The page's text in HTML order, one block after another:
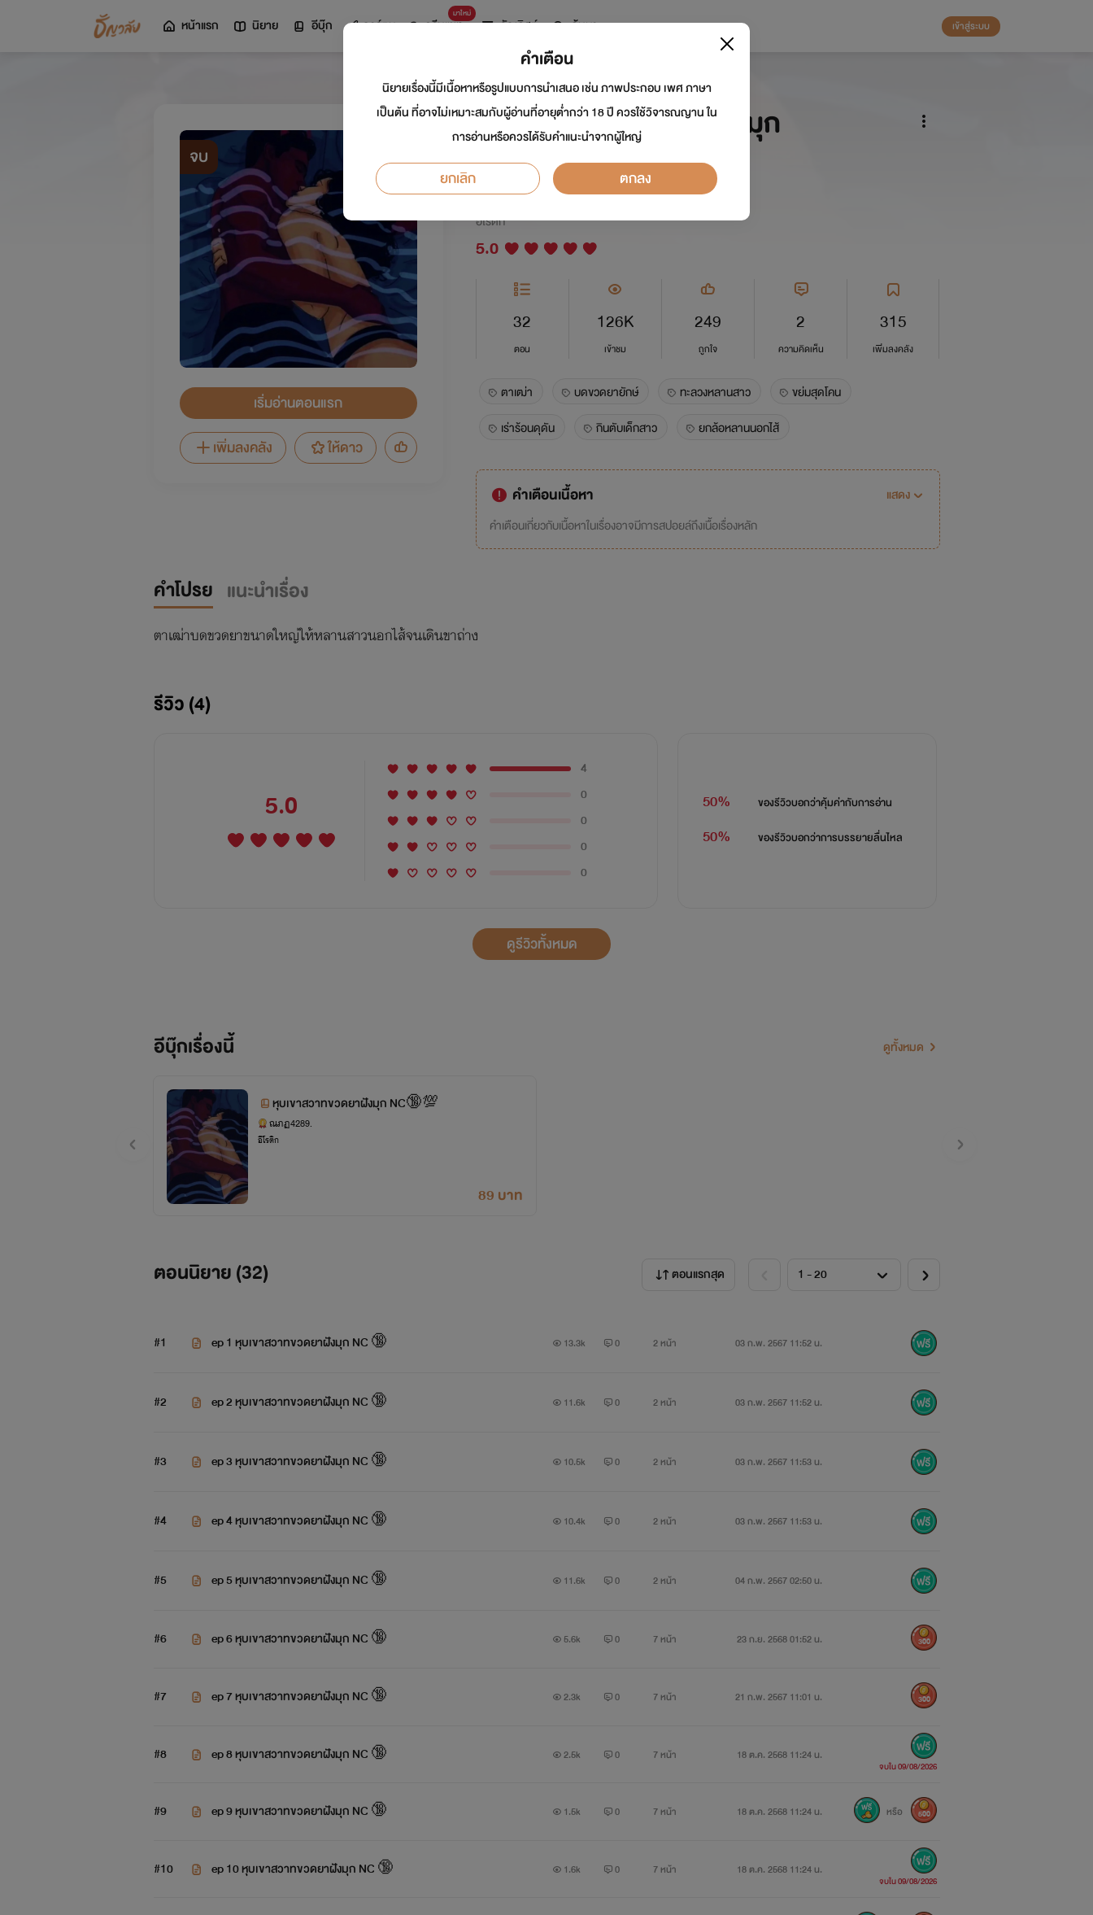
หน้าแรก นิยาย อีบุ๊ก การ์ตูน
มาใหม่
ดรีมแชท ธัญลิสต์ ค้นหา เข้าสู่ระบบ
จบ
เริ่มอ่านตอนแรก
เพิ่มลงคลัง
ให้ดาว
หุบเขาสวาทขวดยาฝังมุก
NC🔞💯
นักเขียน:ณภฏ4289.
อีโรติก
5.0
32
ตอน
126K
เข้าชม
249
ถูกใจ
2
ความคิดเห็น
315
เพิ่มลงคลัง
ตาเฒ่า บดขวดยายักษ์ ทะลวงหลานสาว
ขย่มสุดโคน
เร่าร้อนดุดัน
กินตับเด็กสาว ยกล้อหลานนอกไส้
คำเตือนเนื้อหา
แสดง
คำเตือนเกี่ยวกับเนื้อหาในเรื่องอาจมีการสปอยล์ถึงเนื้อเรื่องหลัก
คำโปรย แนะนำเรื่อง
ตาเฒ่าบดขวดยาขนาดใหญ่ให้หลานสาวนอกไส้จนเดินขาถ่าง
รีวิว (4)
5.0
4
0
0
0
0
50% ของรีวิวบอกว่าคุ้มค่ากับการอ่าน
50% ของรีวิวบอกว่าการบรรยายลื่นไหล
ดูรีวิวทั้งหมด
อีบุ๊กเรื่องนี้ ดูทั้งหมด
หุบเขาสวาทขวดยาฝังมุก NC🔞💯
ณภฏ4289.
อีโรติก
89 บาท
ตอนนิยาย (32) ตอนแรกสุด
#1 ep 1 หุบเขาสวาทขวดยาฝังมุก NC 🔞 13.3k 0 2 หน้า 03 ก.พ. 2567 11:52 น.
#2 ep 2 หุบเขาสวาทขวดยาฝังมุก NC 🔞 11.6k 0 2 หน้า 03 ก.พ. 2567 11:52 น.
#3 ep 3 หุบเขาสวาทขวดยาฝังมุก NC 🔞 10.5k 0 2 หน้า 03 ก.พ. 2567 11:53 น.
#4 ep 4 หุบเขาสวาทขวดยาฝังมุก NC 🔞 10.4k 0 2 หน้า 03 ก.พ. 2567 11:53 น.
#5 ep 5 หุบเขาสวาทขวดยาฝังมุก NC 🔞 11.6k 0 2 หน้า 04 ก.พ. 2567 02:50 น.
#6 ep 6 หุบเขาสวาทขวดยาฝังมุก NC 🔞 5.6k 0 7 หน้า 23 ก.ย. 2568 01:52 น. 300
#7 ep 7 หุบเขาสวาทขวดยาฝังมุก NC 🔞 2.3k 0 7 หน้า 21 ก.พ. 2567 11:01 น. 300
#8 ep 8 หุบเขาสวาทขวดยาฝังมุก NC 🔞 2.5k 0 7 หน้า 18 ต.ค. 2568 11:24 น.
จบใน 09/08/2026
#9 ep 9 หุบเขาสวาทขวดยาฝังมุก NC 🔞 1.5k 0 7 หน้า 18 ต.ค. 2568 11:24 น. หรือ 500
#10 ep 10 หุบเขาสวาทขวดยาฝังมุก NC 🔞 1.6k 0 7 หน้า 18 ต.ค. 2568 11:24 น.
จบใน 09/08/2026
คำเตือน
นิยายเรื่องนี้มีเนื้อหาหรือรูปแบบการนำเสนอ เช่น ภาพประกอบ เพศ ภาษา
เป็นต้น ที่อาจไม่เหมาะสมกับผู้อ่านที่อายุต่ำกว่า 18 ปี ควรใช้วิจารณญาน ใน
การอ่านหรือควรได้รับคำแนะนำจากผู้ใหญ่
ยกเลิก ตกลง